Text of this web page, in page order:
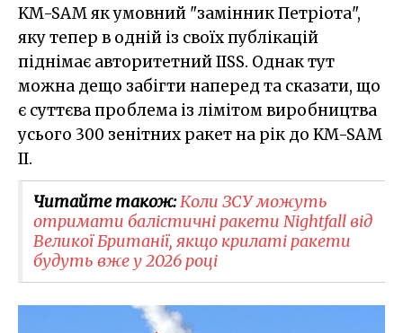
KM-SAM як умовний "замінник Петріота",
яку тепер в одній із своїх публікацій
піднімає авторитетний IISS. Однак тут
можна дещо забігти наперед та сказати, що
є суттєва проблема із лімітом виробництва
усього 300 зенітних ракет на рік до KM-SAM
II.
Читайте також:Коли ЗСУ можуть
отримати балістичні ракети Nightfall від
Великої Британії, якщо крилаті ракети
будуть вже у 2026 році